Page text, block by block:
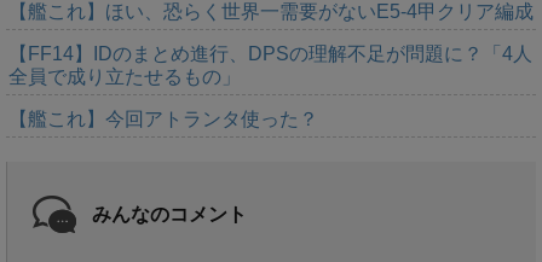
【艦これ】ほい、恐らく世界一需要がないE5-4甲クリア編成
【FF14】IDのまとめ進行、DPSの理解不足が問題に？「4人
全員で成り立たせるもの」
【艦これ】今回アトランタ使った？
みんなのコメント